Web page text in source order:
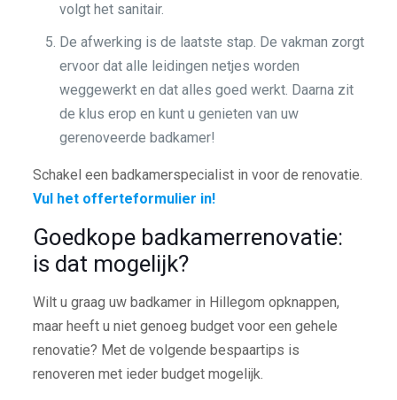
volgt het sanitair.
De afwerking is de laatste stap. De vakman zorgt
ervoor dat alle leidingen netjes worden
weggewerkt en dat alles goed werkt. Daarna zit
de klus erop en kunt u genieten van uw
gerenoveerde badkamer!
Schakel een badkamerspecialist in voor de renovatie.
Vul het offerteformulier in!
Goedkope badkamerrenovatie:
is dat mogelijk?
Wilt u graag uw badkamer in Hillegom opknappen,
maar heeft u niet genoeg budget voor een gehele
renovatie? Met de volgende bespaartips is
renoveren met ieder budget mogelijk.